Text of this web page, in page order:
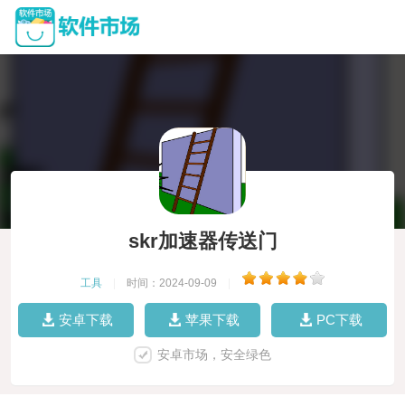
skr加速器传送门
工具 时间：2024-09-09
安卓下载 苹果下载 PC下载
安卓市场，安全绿色